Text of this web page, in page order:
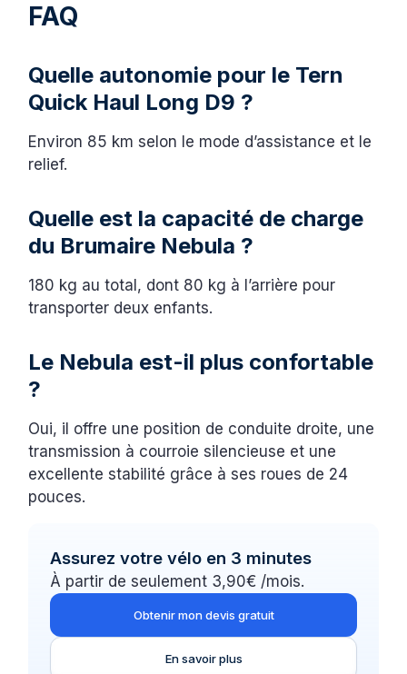
FAQ
Quelle autonomie pour le Tern
Quick Haul Long D9 ?
Environ 85 km selon le mode d’assistance et le
relief.
Quelle est la capacité de charge
du Brumaire Nebula ?
180 kg au total, dont 80 kg à l’arrière pour
transporter deux enfants.
Le Nebula est-il plus confortable
?
Oui, il offre une position de conduite droite, une
transmission à courroie silencieuse et une
excellente stabilité grâce à ses roues de 24
pouces.
Assurez votre vélo en 3 minutes
À partir de seulement 3,90€ /mois.
Obtenir mon devis gratuit
En savoir plus